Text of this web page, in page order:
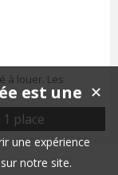
à louer. Les
place
✕
est une
une expérience
notre site.